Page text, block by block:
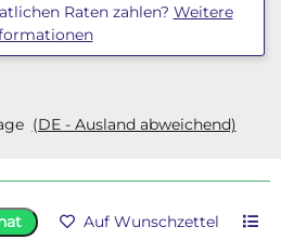
Raten zahlen? Weitere
(DE - Ausland abweichend)
Auf Wunschzettel